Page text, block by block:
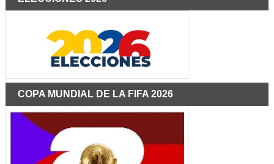
COPA MUNDIAL DE LA FIFA 2026